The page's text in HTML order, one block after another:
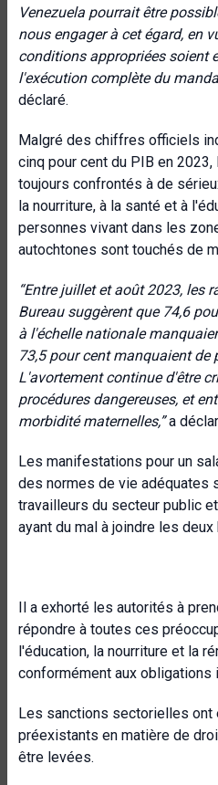
Venezuela pourrait être
nous engager à cet égard, en
conditions appropriées soient
l'exécution complète du
déclaré.
Malgré des chiffres officiels
cinq pour cent du PIB en
toujours confrontés à de
la nourriture, à la santé et à
personnes vivant dans les
autochtones sont touchés de
“Entre juillet et août 2023, les
Bureau suggèrent que 74,6
à l'échelle nationale
73,5 pour cent manquaient de
L'avortement continue d'être
procédures dangereuses, et
morbidité maternelles,”a
Les manifestations pour un
des normes de vie adéquates
travailleurs du secteur public
ayant du mal à joindre les deux
Il a exhorté les autorités à
répondre à toutes ces
l'éducation, la nourriture et la
conformément aux obligations
Les sanctions sectorielles ont
préexistants en matière de
être levées.